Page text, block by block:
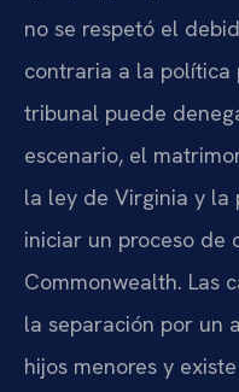
no se respetó el
contraria a la
tribunal puede
escenario, el
la ley de Virginia y la
iniciar un proceso de
Commonwealth. Las
la separación por un
hijos menores y